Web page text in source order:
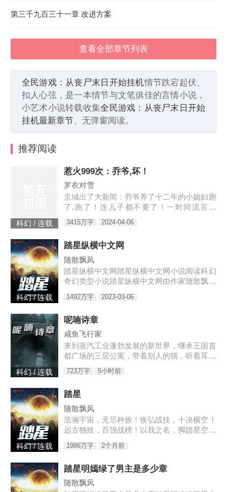
第三千九百三十一章 改进方案
查看全部章节列表
全民游戏：从丧尸末日开始挂机情节跌宕起伏、
扣人心弦，是一本情节与文笔俱佳的言情小说，
小艺术小说转载收集全民游戏：从丧尸末日开始
挂机最新章节、无弹窗阅读。
推荐阅读
科幻 / 连载
惹火999次：乔爷,坏！
罗衣对雪
京城出了大新闻：乔爷养了十二年的小媳妇跑
了,跑了！连儿子都不要了！一时间流言四
起：听说是乔爷技术差时间短、夫妻生活不和
谐；听说是小媳妇和别人好上了；听说是儿子
七七,爸爸说我是宠物店买的。宠物店怎么能
买到这么漂亮的儿子。叶佳期呵呵笑,明明
是……摸奖中的。小奶娃望天：……某禽兽翻
身而上：我喜欢天天摸奖。叶佳期怒：乔斯
3415万字 2024-04-06
科幻 / 连载
踏星纵横中文网
随散飘风
踏星纵横中文网踏星纵横中文网小说阅读科幻
奇幻类型小说踏星纵横中文网由作家随散飘风
跌宕起伏、扣人心弦，是一本情节与文笔俱佳
1492万字 2023-03-06
科幻 / 连载
呢喃诗章
咸鱼飞行家
来到蒸汽工业蓬勃发展的新世界，继承王国首
都广场的三层公寓，带着别人的猫，听着耳边
的呢喃之语，去见证这个诡秘而离奇的时代。
第六纪元的史诗即将开始，帷幕后，被选中者
723万字 5小时前
科幻 / 连载
踏星
随散飘风
浩瀚宇宙，无尽种族！恢弘战技，十决横空！
远古独姓，百强战榜！以我之名，脚踏星空！
看到的是一柄战刀和一具站立的尸体！！！已
1986万字 2个月前
踏星明嫣绿了男主是多少章
随散飘风